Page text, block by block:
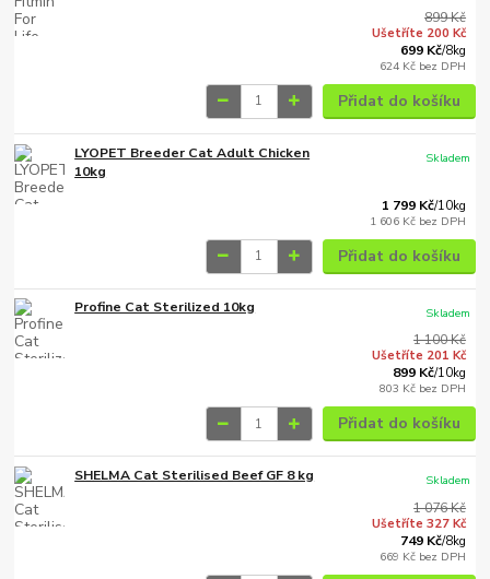
899 Kč
Ušetříte 200 Kč
699 Kč/8kg
624 Kč bez DPH
Přidat do košíku
LYOPET Breeder Cat Adult Chicken
10kg
1 799 Kč/10kg
1 606 Kč bez DPH
Skladem
Přidat do košíku
Profine Cat Sterilized 10kg
1 100 Kč
Ušetříte 201 Kč
899 Kč/10kg
803 Kč bez DPH
Skladem
Přidat do košíku
SHELMA Cat Sterilised Beef GF 8 kg
1 076 Kč
Ušetříte 327 Kč
749 Kč/8kg
669 Kč bez DPH
Skladem